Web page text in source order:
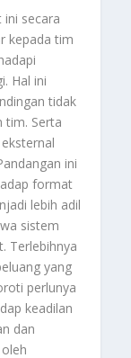
secara
kepada tim
Hal ini
tidak
tim. Serta
ini
format
lebih adil
sistem
Terlebihnya
yang
perlunya
keadilan
dan